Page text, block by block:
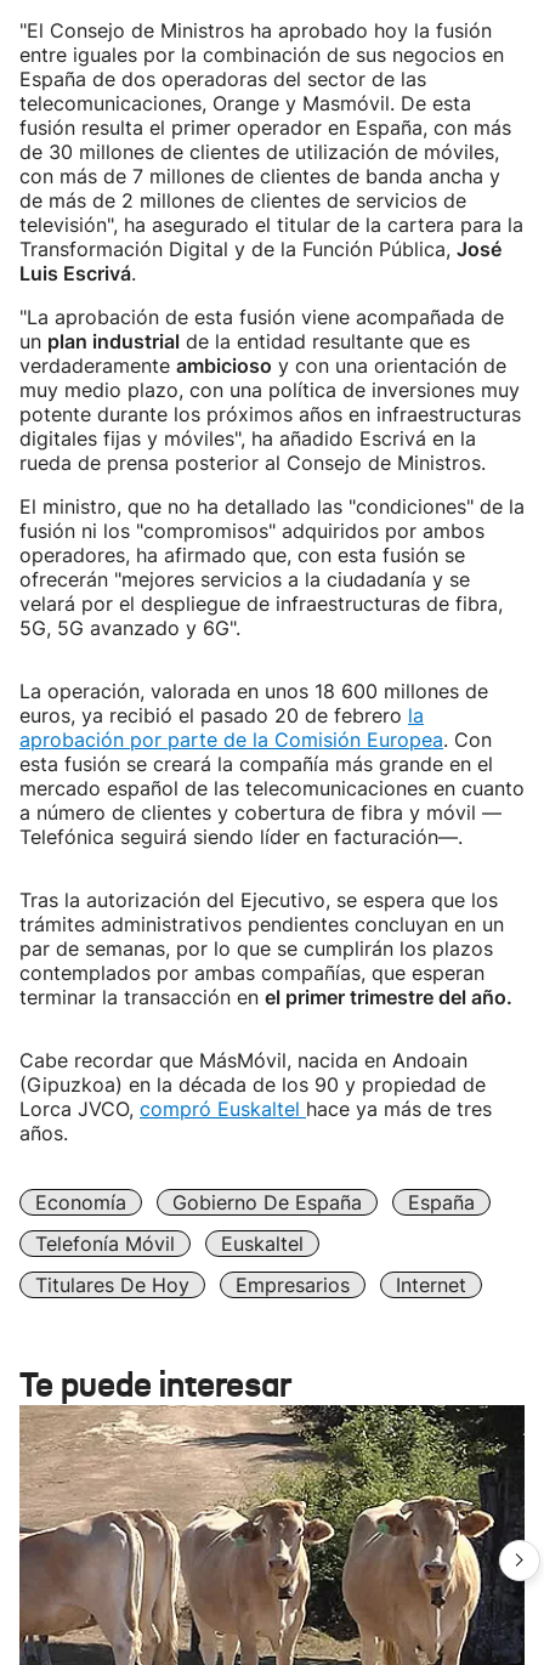
"El Consejo de Ministros ha aprobado hoy la fusión
entre iguales por la combinación de sus negocios en
España de dos operadoras del sector de las
telecomunicaciones, Orange y Masmóvil. De esta
fusión resulta el primer operador en España, con más
de 30 millones de clientes de utilización de móviles,
con más de 7 millones de clientes de banda ancha y
de más de 2 millones de clientes de servicios de
televisión", ha asegurado el titular de la cartera para la
Transformación Digital y de la Función Pública, José
Luis Escrivá.
"La aprobación de esta fusión viene acompañada de
un plan industrial de la entidad resultante que es
verdaderamente ambicioso y con una orientación de
muy medio plazo, con una política de inversiones muy
potente durante los próximos años en infraestructuras
digitales fijas y móviles", ha añadido Escrivá en la
rueda de prensa posterior al Consejo de Ministros.
El ministro, que no ha detallado las "condiciones" de la
fusión ni los "compromisos" adquiridos por ambos
operadores, ha afirmado que, con esta fusión se
ofrecerán "mejores servicios a la ciudadanía y se
velará por el despliegue de infraestructuras de fibra,
5G, 5G avanzado y 6G".
La operación, valorada en unos 18 600 millones de
euros, ya recibió el pasado 20 de febrero la
aprobación por parte de la Comisión Europea. Con
esta fusión se creará la compañía más grande en el
mercado español de las telecomunicaciones en cuanto
a número de clientes y cobertura de fibra y móvil —
Telefónica seguirá siendo líder en facturación—.
Tras la autorización del Ejecutivo, se espera que los
trámites administrativos pendientes concluyan en un
par de semanas, por lo que se cumplirán los plazos
contemplados por ambas compañías, que esperan
terminar la transacción en el primer trimestre del año.
Cabe recordar que MásMóvil, nacida en Andoain
(Gipuzkoa) en la década de los 90 y propiedad de
Lorca JVCO, compró Euskaltel hace ya más de tres
años.
Economía Gobierno De España
España
Telefonía Móvil
Euskaltel
Titulares De Hoy
Empresarios Internet
Te puede interesar